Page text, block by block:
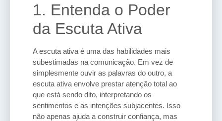
1. Entenda o Poder
da Escuta Ativa
A escuta ativa é uma das habilidades mais
subestimadas na comunicação. Em vez de
simplesmente ouvir as palavras do outro, a
escuta ativa envolve prestar atenção total ao
que está sendo dito, interpretando os
sentimentos e as intenções subjacentes. Isso
não apenas ajuda a construir confiança, mas